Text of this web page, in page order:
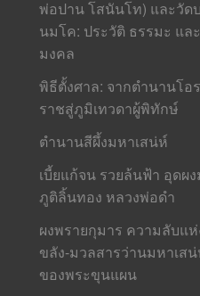
พ่อปาน โสนันโท) และวัด
นมโค: ประวัติ ธรรมะ แล
มงคล
พิธีตั้งศาล: จากตำนานโอ
ราชสู่ภูมิเทวดาผู้พิทักษ์
ตำนานสีผึ้งมหาเสน่ห์
เบี้ยแก้จน รวยล้นฟ้า อุดผ
ภูติลิ้นทอง หลวงพ่อดำ
ผงพรายกุมาร ความลับแ
ขลัง-มวลสารว่านมหาเส
ของพระขุนแผน